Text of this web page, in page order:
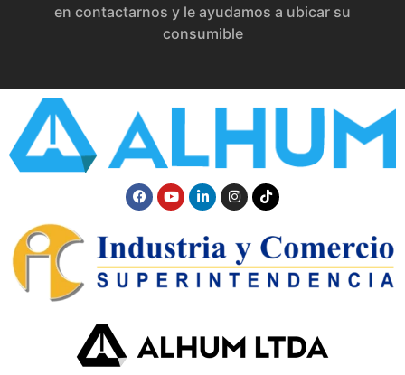
en contactarnos y le ayudamos a ubicar su
consumible